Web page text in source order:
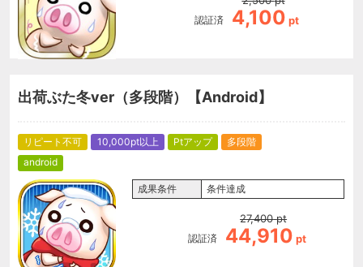
認証済 4,100 pt
出荷ぶた冬ver（多段階）【Android】
リピート不可 10,000pt以上 Ptアップ
多段階
android
成果条件 条件達成
認証済
27,400 pt
44,910 pt